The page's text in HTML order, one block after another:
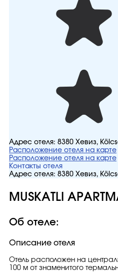
Адрес отеля: 8380 Хевиз,
Расположение отеля на карте
Расположение отеля на карте
Контакты отеля
Адрес отеля: 8380 Хевиз,
MUSKATLI
Об отеле:
Описание отеля
Отель расположен на
100 м от знаменитого